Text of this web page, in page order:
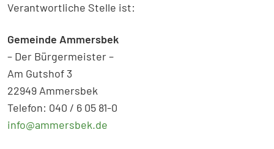
Verantwortliche Stelle ist:
Gemeinde Ammersbek
– Der Bürgermeister –
Am Gutshof 3
22949 Ammersbek
Telefon: 040 / 6 05 81-0
info@ammersbek.de